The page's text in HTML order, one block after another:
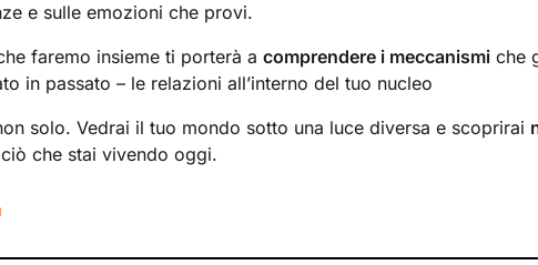
e sulle emozioni che provi.
faremo insieme ti porterà a comprendere i meccanismi che
in passato – le relazioni all’interno del tuo nucleo
solo. Vedrai il tuo mondo sotto una luce diversa e scoprirai
che stai vivendo oggi.
alcuni elementi che non ti rappresentano più e
e potenzialità
da percorrere, un passo dopo l’altro, verso ilcambiamento